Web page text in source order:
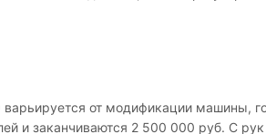
от модификации машины,
и заканчиваются 2 500 000 руб. С